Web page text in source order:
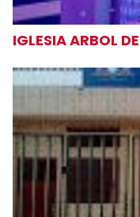
IGLESIA ARBOL